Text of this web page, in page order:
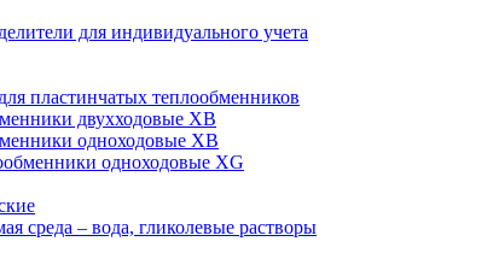
для индивидуального учета
пластинчатых теплообменников
двухходовые XB
одноходовые ХВ
одноходовые ХG
среда – вода, гликолевые растворы